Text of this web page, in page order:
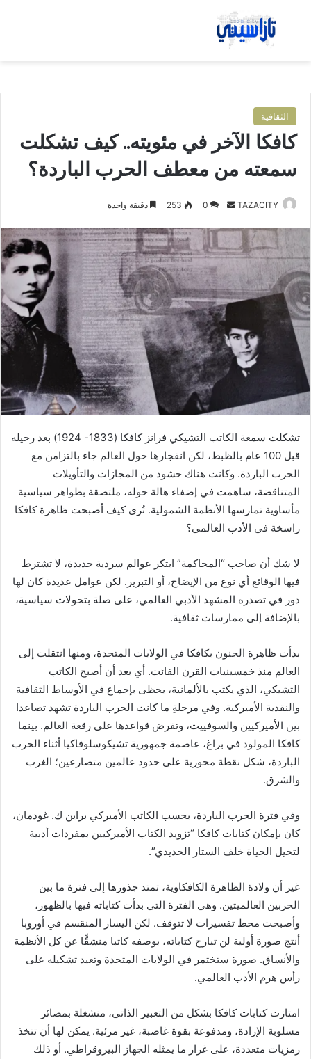
بحث عن
الثقافية
كافكا الآخر في مئويته.. كيف تشكلت
سمعته من معطف الحرب الباردة؟
TAZACITY
ل
ب
ر
ي
د
ا
إ
ل
و
ن
ي
0
253 دقيقة واحدة
تشكلت سمعة الكاتب التشيكي فرانز كافكا (1833- 1924) بعد رحيله
قبل 100 عام بالظبط، لكن انفجارها حول العالم جاء بالتزامن مع
الحرب الباردة. وكانت هناك حشود من المجازات والتأويلات
المتناقضة، ساهمت في إضفاء هالة حوله، ملتصقة بظواهر سياسية
مأساوية تمارسها الأنظمة الشمولية. تُرى كيف أصبحت ظاهرة كافكا
راسخة في الأدب العالمي؟
لا شك أن صاحب “المحاكمة” ابتكر عوالم سردية جديدة، لا تشترط
فيها الوقائع أي نوع من الإيضاح، أو التبرير. لكن عوامل عديدة كان لها
دور في تصدره المشهد الأدبي العالمي، على صلة بتحولات سياسية،
بالإضافة إلى ممارسات ثقافية.
بدأت ظاهرة الجنون بكافكا في الولايات المتحدة، ومنها انتقلت إلى
العالم منذ خمسينيات القرن الفائت. أي بعد أن أصبح الكاتب
التشيكي، الذي يكتب بالألمانية، يحظى بإجماع في الأوساط الثقافية
والنقدية الأميركية. وفي مرحلةِ ما كانت الحرب الباردة تشهد تصاعدا
بين الأميركيين والسوفييت، وتفرض قواعدها على رقعة العالم. بينما
كافكا المولود في براغ، عاصمة جمهورية تشيكوسلوفاكيا أثناء الحرب
الباردة، شكل نقطة محورية على حدود عالمين متصارعين؛ الغرب
والشرق.
وفي فترة الحرب الباردة، بحسب الكاتب الأميركي براين ك. غودمان،
كان بإمكان كتابات كافكا “تزويد الكتاب الأميركيين بمفردات أدبية
لتخيل الحياة خلف الستار الحديدي”.
غير أن ولادة الظاهرة الكافكاوية، تمتد جذورها إلى فترة ما بين
الحربين العالميتين. وهي الفترة التي بدأت كتاباته فيها بالظهور،
وأصبحت محط تفسيرات لا تتوقف. لكن اليسار المنقسم في أوروبا
أنتج صورة أولية لن تبارح كتاباته، بوصفه كاتبا منشقًّا عن كل الأنظمة
والأنساق. صورة ستختمر في الولايات المتحدة وتعيد تشكيله على
رأس هرم الأدب العالمي.
امتازت كتابات كافكا بشكل من التعبير الذاتي، منشغلة بمصائر
مسلوبة الإرادة، ومدفوعة بقوة غاصبة، غير مرئية. يمكن لها أن تتخذ
رمزيات متعددة، على غرار ما يمثله الجهاز البيروقراطي. أو ذلك